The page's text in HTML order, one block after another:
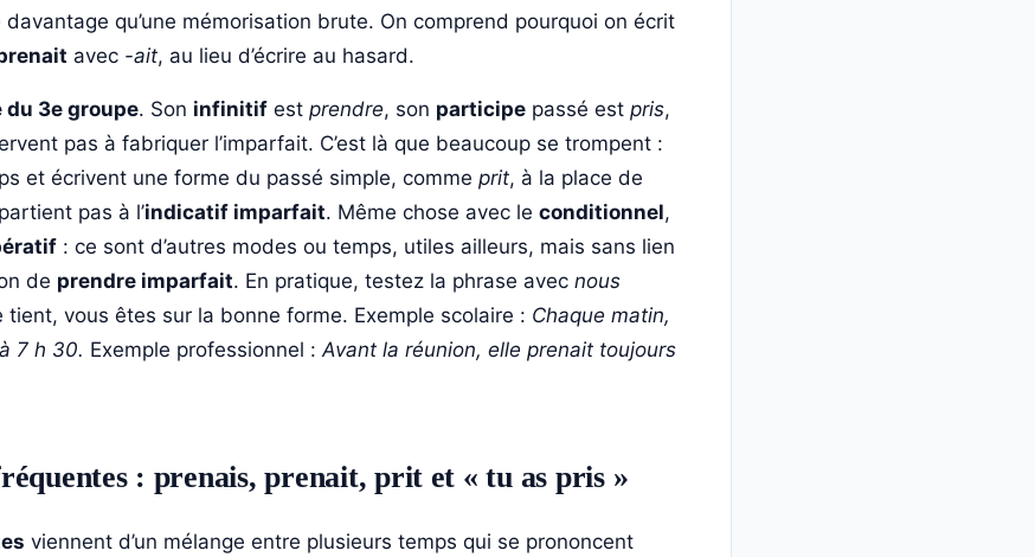
qu’une mémorisation brute. On comprend pourquoi on écrit
avec -ait, au lieu d’écrire au hasard.
du 3e groupe. Son infinitif est prendre, son participe passé est pris,
pas à fabriquer l’imparfait. C’est là que beaucoup se trompent :
et écrivent une forme du passé simple, comme prit, à la place de
pas à l’indicatif imparfait. Même chose avec le conditionnel,
: ce sont d’autres modes ou temps, utiles ailleurs, mais sans lien
de prendre imparfait. En pratique, testez la phrase avec nous
tient, vous êtes sur la bonne forme. Exemple scolaire : Chaque matin,
7 h 30. Exemple professionnel : Avant la réunion, elle prenait toujours
: prenais, prenait, prit et « tu as pris »
viennent d’un mélange entre plusieurs temps qui se prononcent